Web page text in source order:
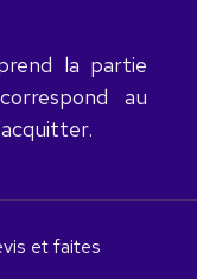
la partie
au
et faites